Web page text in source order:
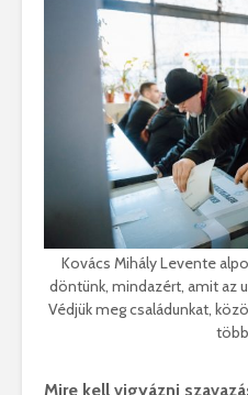
Kovács Mihály Levente
döntünk, mindazért, amit az
Védjük meg családunkat,
Mire kell vigyázni